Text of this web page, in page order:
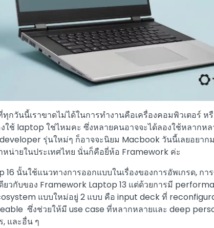
กวันนี้เราขาดไม่ได้ในการทำงานคือเครื่องคอมพิวเตอร์ ห
ใช้ laptop ใช่ไหมคะ ซึ่งหลายคนอาจจะได้ลองใช้หลากหล
รุ่นใหม่ๆ ก็อาจจะนิยม Macbook วันนี้เลยอยา
หน่ายในประเทศไทย นั่นก็คือยี่ห้อ Framework ค่ะ
นั้นใช้แนวทางการออกแบบในเรื่องของการอัพเกรด, กา
ยวกับของ Framework Laptop 13 แต่ด้วยการมี
แบบใหม่อยู่ 2 แบบ คือ input deck ที่
ซึ่งช่วยให้มี use case ที่หลากหลายและ deep
, และอื่น ๆ